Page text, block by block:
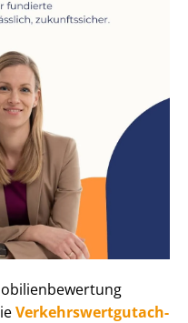
Ver­kehrs­wert­gut­ach­